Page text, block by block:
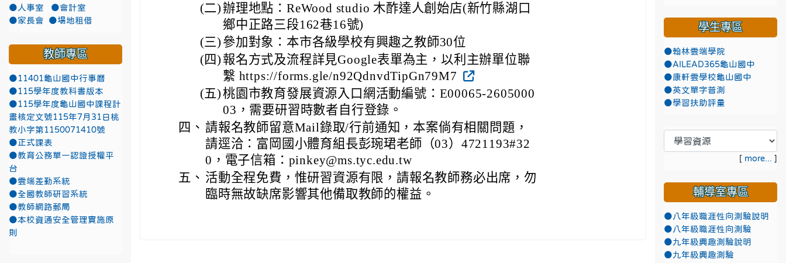
(二)辦理地點：ReWood studio 木酢達人創始店(新竹縣湖口
鄉中正路三段162巷16號)
(三) 參加對象：本市各級學校有興趣之教師30位
(四) 報名方式及流程詳見Google表單為主，以利主辦單位聯
繫 https://forms.gle/n92QdnvdTipGn79M7
(五)桃園市教育發展資源入口網活動編號：E00065-2605000
03，需要研習時數者自行登錄。
四、 請報名教師留意Mail錄取/行前通知，本案倘有相關問題，
請逕洽：富岡國小體育組長彭琬珺老師（03）4721193#32
0，電子信箱：pinkey@ms.tyc.edu.tw
五、 活動全程免費，惟研習資源有限，請報名教師務必出席，勿
臨時無故缺席影響其他備取教師的權益。
●人事室
●會計室
●家長會
●場地租借
教師專區
●11401龜山國中行事曆
●115學年度教科書版本
●115學年度龜山國中課程計
畫核定文號115年7月31日桃
教小字第1150071410號
●正式課表
●教育公務單一認證授權平
台
●雲端差勤系統
●全國教師研習系統
●教師網路郵局
●本校資通安全管理實施原
則
學生專區
●翰林雲端學院
●AILEAD365龜山國中
●康軒雲學校龜山國中
●英文單字普測
●學習扶助評量
[ more... ]
輔導室專區
●八年級職涯性向測驗說明
●八年級職涯性向測驗
●九年級興趣測驗說明
●九年級興趣測驗